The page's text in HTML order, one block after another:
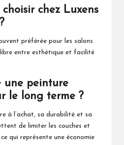
chez Luxens
préférée pour les salons
entre esthétique et facilité
une peinture
le long terme ?
à l’achat, sa durabilité et sa
de limiter les couches et
qui représente une économie